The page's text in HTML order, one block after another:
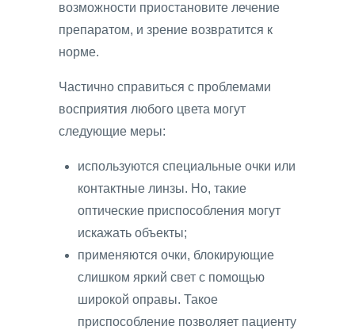
возможности приостановите лечение
препаратом, и зрение возвратится к
норме.
Частично справиться с проблемами
восприятия любого цвета могут
следующие меры:
используются специальные очки или
контактные линзы. Но, такие
оптические приспособления могут
искажать объекты;
применяются очки, блокирующие
слишком яркий свет с помощью
широкой оправы. Такое
приспособление позволяет пациенту